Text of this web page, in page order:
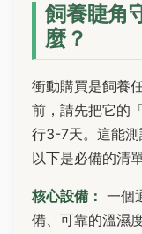
飼養睫角
麼？
衝動購買是飼養
前，請先把它的
行3-7天。這能測
以下是必備的清
核心設備： 一個
備、可靠的溫濕